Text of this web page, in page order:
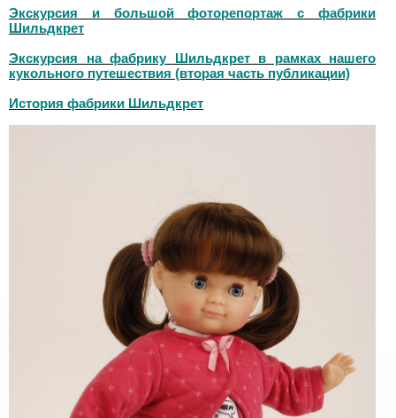
Экскурсия и большой фоторепортаж с фабрики
Шильдкрет
Экскурсия на фабрику Шильдкрет в рамках нашего
кукольного путешествия (вторая часть публикации)
История фабрики Шильдкрет